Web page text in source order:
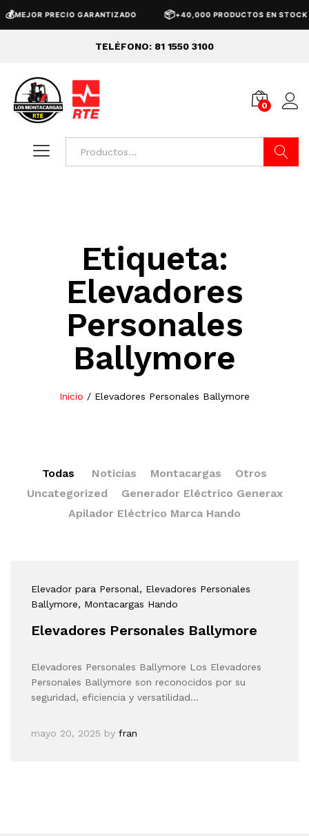
💰MEJOR PRECIO GARANTIZADO 📦+40,000 PRODUCTOS EN STOCK
TELÉFONO: 81 1550 3100
0
Etiqueta:
Elevadores
Personales
Ballymore
Inicio / Elevadores Personales Ballymore
Todas Noticias Montacargas
Otros
Uncategorized
Generador Eléctrico Generax
Apilador Eléctrico Marca Hando
Elevador para Personal, Elevadores Personales
Ballymore, Montacargas Hando
Elevadores Personales Ballymore
Elevadores Personales Ballymore Los Elevadores
Personales Ballymore son reconocidos por su
seguridad, eficiencia y versatilidad…
mayo 20, 2025 by fran